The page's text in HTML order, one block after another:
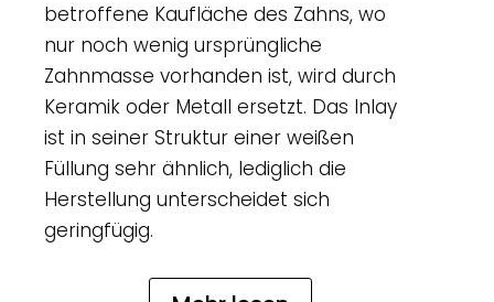
betroffene Kaufläche des Zahns, wo
nur noch wenig ursprüngliche
Zahnmasse vorhanden ist, wird durch
Keramik oder Metall ersetzt. Das Inlay
ist in seiner Struktur einer weißen
Füllung sehr ähnlich, lediglich die
Herstellung unterscheidet sich
geringfügig.